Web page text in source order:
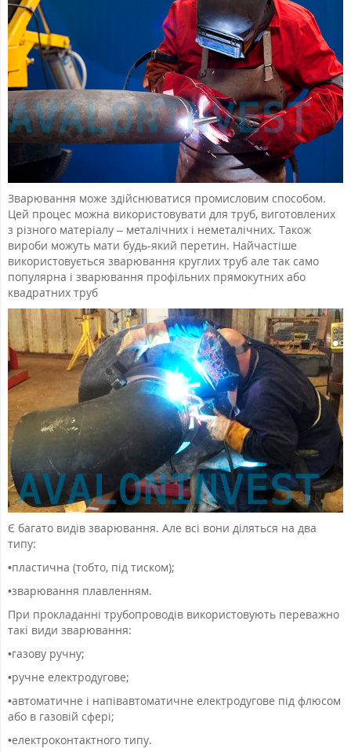
Зварювання може здійснюватися промисловим способом.
Цей процес можна використовувати для труб, виготовлених
з різного матеріалу – металічних і неметалічних. Також
вироби можуть мати будь-який перетин. Найчастіше
використовується зварювання круглих труб але так само
популярна і зварювання профільних прямокутних або
квадратних труб
Є багато видів зварювання. Але всі вони діляться на два
типу:
•пластична (тобто, під тиском);
•зварювання плавленням.
При прокладанні трубопроводів використовують переважно
такі види зварювання:
•газову ручну;
•ручне електродугове;
•автоматичне і напівавтоматичне електродугове під флюсом
або в газовій сфері;
•електроконтактного типу.